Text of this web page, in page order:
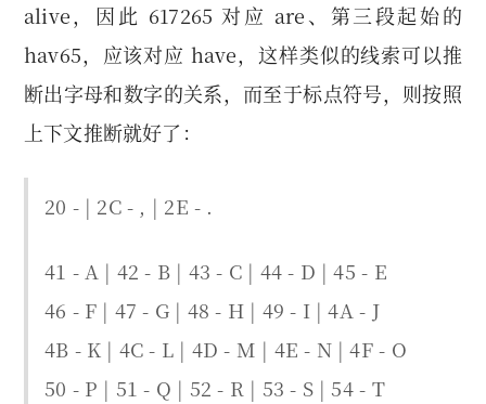
alive，因此 617265 对应 are、第三段起始的
hav65，应该对应 have，这样类似的线索可以推
断出字母和数字的关系，而至于标点符号，则按照
上下文推断就好了：
20 - | 2C - , | 2E - .
41 - A | 42 - B | 43 - C | 44 - D | 45 - E
46 - F | 47 - G | 48 - H | 49 - I | 4A - J
4B - K | 4C - L | 4D - M | 4E - N | 4F - O
50 - P | 51 - Q | 52 - R | 53 - S | 54 - T